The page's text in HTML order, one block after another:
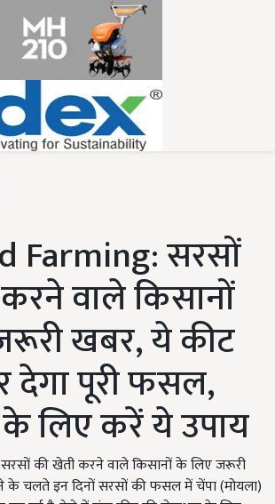
Farming: सरसों
वाले किसानों
खबर, ये कीट
देगा पूरी फसल,
लिए करें ये उपाय
की खेती करने वाले किसानों के लिए जरूरी
के चलते इन दिनों सरसों की फसल में चेंपा (मोयला)